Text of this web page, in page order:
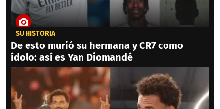
SU HISTORIA
De esto murió su hermana y CR7 como
ídolo: así es Yan Diomandé